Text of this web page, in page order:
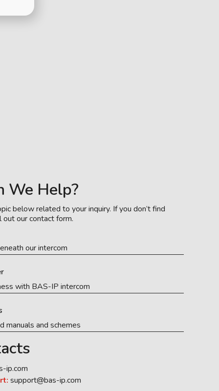
We Help?
below related to your inquiry. If you don’t find
our contact form.
our intercom
with BAS-IP intercom
manuals and schemes
ip.com
support@bas-ip.com